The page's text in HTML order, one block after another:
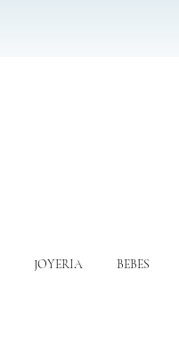
JOYERIA BEBES